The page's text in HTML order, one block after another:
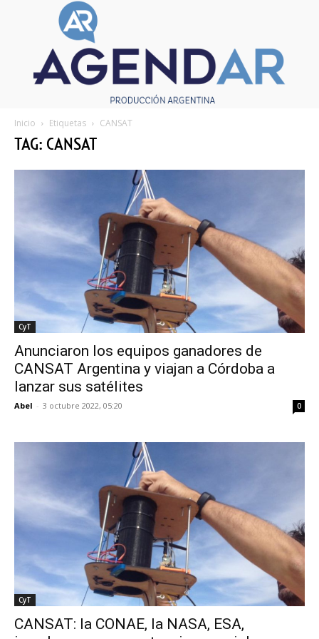
Inicio Etiquetas CANSAT
TAG: CANSAT
CyT
Anunciaron los equipos ganadores de
CANSAT Argentina y viajan a Córdoba a
lanzar sus satélites
Abel - 3 octubre 2022, 05:20 0
CyT
CANSAT: la CONAE, la NASA, ESA,